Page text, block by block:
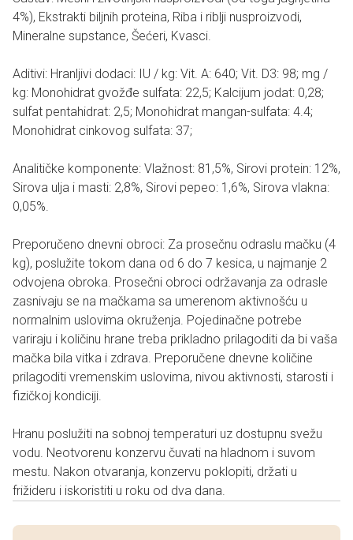
4%), Ekstrakti biljnih proteina, Riba i riblji nusproizvodi,
Mineralne supstance, Šećeri, Kvasci.
Aditivi: Hranljivi dodaci: IU / kg: Vit. A: 640; Vit. D3: 98; mg /
kg: Monohidrat gvožđe sulfata: 22,5; Kalcijum jodat: 0,28;
sulfat pentahidrat: 2,5; Monohidrat mangan-sulfata: 4.4;
Monohidrat cinkovog sulfata: 37;
Analitičke komponente: Vlažnost: 81,5%, Sirovi protein: 12%,
Sirova ulja i masti: 2,8%, Sirovi pepeo: 1,6%, Sirova vlakna:
0,05%.
Preporučeno dnevni obroci: Za prosečnu odraslu mačku (4
kg), poslužite tokom dana od 6 do 7 kesica, u najmanje 2
odvojena obroka. Prosečni obroci održavanja za odrasle
zasnivaju se na mačkama sa umerenom aktivnošću u
normalnim uslovima okruženja. Pojedinačne potrebe
variraju i količinu hrane treba prikladno prilagoditi da bi vaša
mačka bila vitka i zdrava. Preporučene dnevne količine
prilagoditi vremenskim uslovima, nivou aktivnosti, starosti i
fizičkoj kondiciji.
Hranu poslužiti na sobnoj temperaturi uz dostupnu svežu
vodu. Neotvorenu konzervu čuvati na hladnom i suvom
mestu. Nakon otvaranja, konzervu poklopiti, držati u
frižideru i iskoristiti u roku od dva dana.